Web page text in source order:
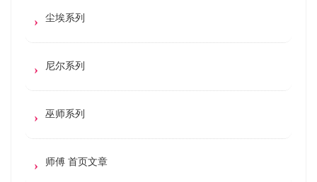
尘埃系列
尼尔系列
巫师系列
师傅 首页文章